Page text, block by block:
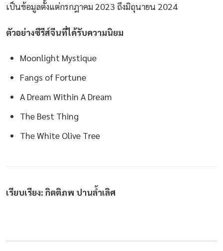
เป็นข้อมูลตั้งแต่กรกฎาคม 2023 ถึงมิถุนายน 2024
ตัวอย่างซีรีส์จีนที่ได้รับความนิยม
Moonlight Mystique
Fangs of Fortune
A Dream Within A Dream
The Best Thing
The White Olive Tree
เรียบเรียง: กิตติภพ ปานล้ำเลิศ